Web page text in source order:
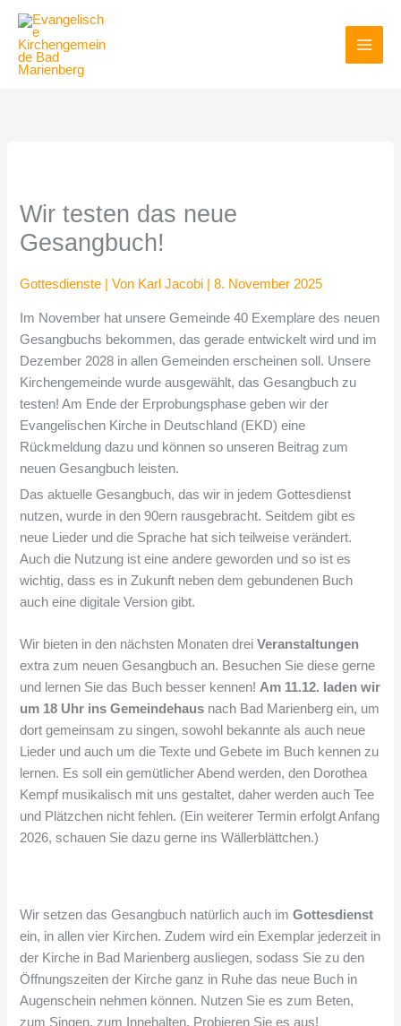
Inhalt
springen
Wir testen das neue
Gesangbuch!
Gottesdienste | Von Karl Jacobi |8. November 2025
Im November hat unsere Gemeinde 40 Exemplare des neuen
Gesangbuchs bekommen, das gerade entwickelt wird und im
Dezember 2028 in allen Gemeinden erscheinen soll. Unsere
Kirchengemeinde wurde ausgewählt, das Gesangbuch zu
testen! Am Ende der Erprobungsphase geben wir der
Evangelischen Kirche in Deutschland (EKD) eine
Rückmeldung dazu und können so unseren Beitrag zum
neuen Gesangbuch leisten.
Das aktuelle Gesangbuch, das wir in jedem Gottesdienst
nutzen, wurde in den 90ern rausgebracht. Seitdem gibt es
neue Lieder und die Sprache hat sich teilweise verändert.
Auch die Nutzung ist eine andere geworden und so ist es
wichtig, dass es in Zukunft neben dem gebundenen Buch
auch eine digitale Version gibt.
Wir bieten in den nächsten Monaten dreiVeranstaltungen
extra zum neuen Gesangbuch an. Besuchen Sie diese gerne
und lernen Sie das Buch besser kennen!Am 11.12. laden wir
um 18 Uhr ins Gemeindehaus nach Bad Marienberg ein, um
dort gemeinsam zu singen, sowohl bekannte als auch neue
Lieder und auch um die Texte und Gebete im Buch kennen zu
lernen. Es soll ein gemütlicher Abend werden, den Dorothea
Kempf musikalisch mit uns gestaltet, daher werden auch Tee
und Plätzchen nicht fehlen. (Ein weiterer Termin erfolgt Anfang
2026, schauen Sie dazu gerne ins Wällerblättchen.)
Wir setzen das Gesangbuch natürlich auch imGottesdienst
ein, in allen vier Kirchen. Zudem wird ein Exemplar jederzeit in
der Kirche in Bad Marienberg ausliegen, sodass Sie zu den
Öffnungszeiten der Kirche ganz in Ruhe das neue Buch in
Augenschein nehmen können. Nutzen Sie es zum Beten,
zum Singen, zum Innehalten. Probieren Sie es aus!